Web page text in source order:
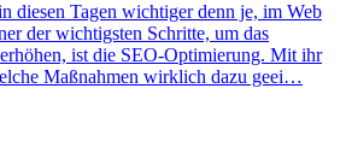
diesen Tagen wichtiger denn je, im Web
der wichtigsten Schritte, um das
ist die SEO-Optimierung. Mit ihr
Maßnahmen wirklich dazu geei…